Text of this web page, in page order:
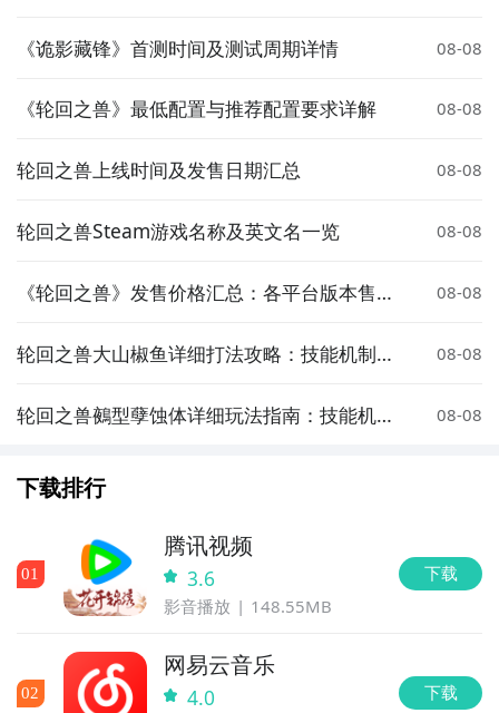
《诡影藏锋》首测时间及测试周期详情
08-08
《轮回之兽》最低配置与推荐配置要求详解 08-08
轮回之兽上线时间及发售日期汇总 08-08
轮回之兽Steam游戏名称及英文名一览 08-08
《轮回之兽》发售价格汇总：各平台版本售价
08-08
轮回之兽大山椒鱼详细打法攻略：技能机制解
08-08
轮回之兽鵺型孽蚀体详细玩法指南：技能机
08-08
下载排行
01
腾讯视频
3.6
影音播放 148.55MB
下载
02
网易云音乐
4.0 下载